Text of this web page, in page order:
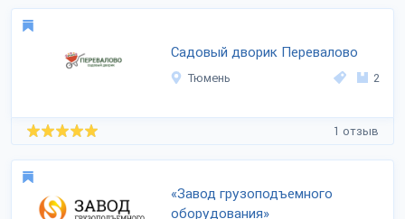
Садовый дворик Перевалово
Тюмень 2
1 отзыв
«Завод грузоподъемного
оборудования»